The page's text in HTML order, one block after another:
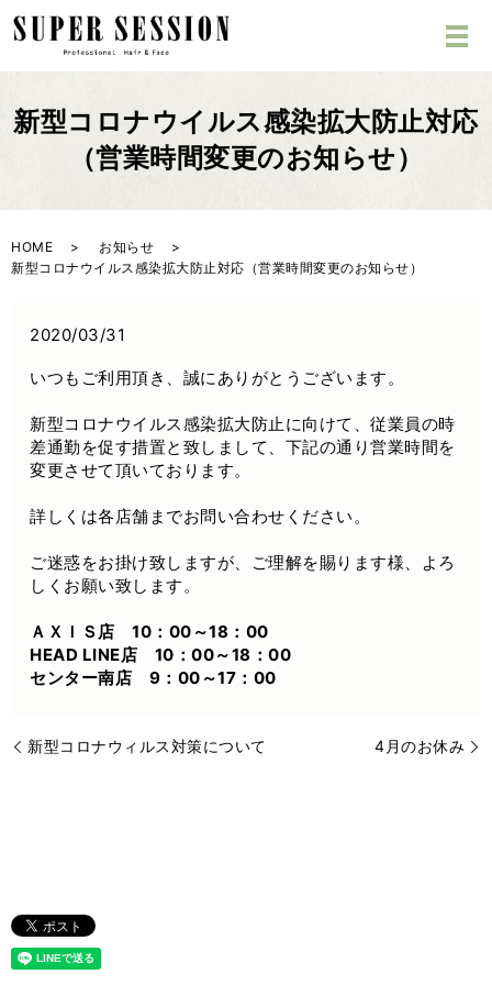
新型コロナウイルス感染拡大防止対応
（営業時間変更のお知らせ）
HOME
お知らせ
新型コロナウイルス感染拡大防止対応（営業時間変更のお知らせ）
2020/03/31
いつもご利用頂き、誠にありがとうございます。
新型コロナウイルス感染拡大防止に向けて、従業員の時
差通勤を促す措置と致しまして、下記の通り営業時間を
変更させて頂いております。
詳しくは各店舗までお問い合わせください。
ご迷惑をお掛け致しますが、ご理解を賜ります様、よろ
しくお願い致します。
ＡＸＩＳ店 10：00～18：00
HEAD LINE店 10：00～18：00
センター南店 9：00～17：00
新型コロナウィルス対策について 4月のお休み